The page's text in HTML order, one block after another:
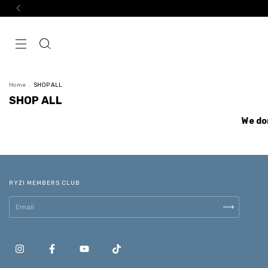
Home . SHOP ALL
SHOP ALL
We
RYZI MEMBERS CLUB